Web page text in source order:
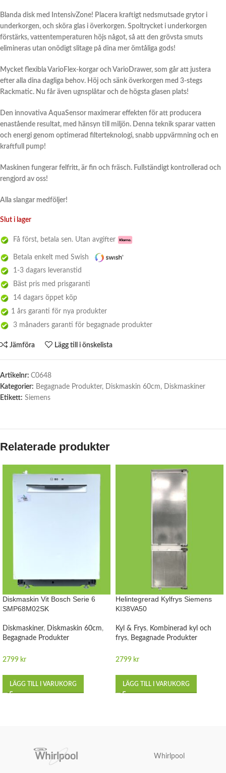
Blanda disk med IntensivZone! Placera kraftigt nedsmutsade grytor i
underkorgen, och sköra glas i överkorgen. Spoltrycket i underkorgen
förstärks, vattentemperaturen höjs något, så att den grövsta smuts
elimineras utan onödigt slitage på dina mer ömtåliga gods!
Mycket flexibla VarioFlex-korgar och VarioDrawer, som går att justera
efter alla dina dagliga behov. Höj och sänk överkorgen med 3-stegs
Rackmatic. Nu får även ugnsplåtar och de högsta glasen plats!
Den innovativa AquaSensor maximerar effekten för att producera
enastående resultat, med hänsyn till miljön. Denna teknik sparar vatten
och energi genom optimerad filterteknologi, snabb uppvärmning och en
kraftfull pump!
Maskinen fungerar felfritt, är fin och fräsch. Fullständigt kontrollerad och
rengjord av oss!
Alla slangar medföljer!
Slut i lager
Få först, betala sen. Utan avgifter
Betala enkelt med Swish
1-3 dagars leveranstid
Bäst pris med prisgaranti
14 dagars öppet köp
1 års garanti för nya produkter
3 månaders garanti för begagnade produkter
Jämföra Lägg till i önskelista
Artikelnr: C0648
Kategorier: Begagnade Produkter, Diskmaskin 60cm, Diskmaskiner
Etikett: Siemens
Relaterade produkter
Diskmaskin Vit Bosch Serie 6
SMP68M02SK
Diskmaskiner, Diskmaskin 60cm,
Begagnade Produkter
2799 kr
LÄGG TILL I VARUKORG
Helintegrerad Kylfrys Siemens
KI38VA50
Kyl & Frys, Kombinerad kyl och
frys, Begagnade Produkter
2799 kr
LÄGG TILL I VARUKORG
Whirlpool